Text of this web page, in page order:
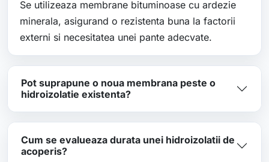
Se utilizeaza membrane bituminoase cu ardezie
minerala, asigurand o rezistenta buna la factorii
externi si necesitatea unei pante adecvate.
Pot suprapune o noua membrana peste o
hidroizolatie existenta?
Cum se evalueaza durata unei hidroizolatii de
acoperis?